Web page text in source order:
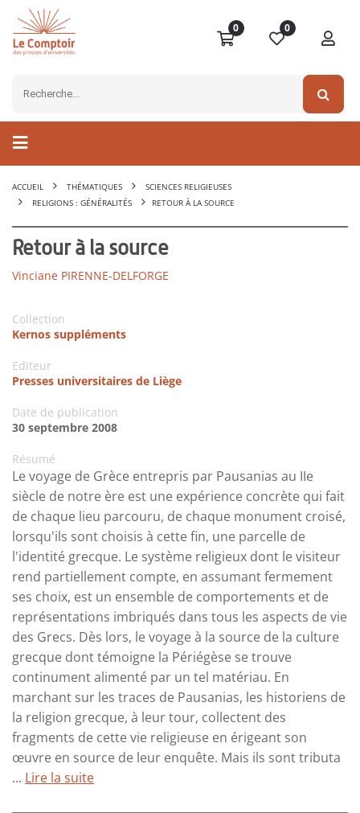
0 0
ACCUEIL THÉMATIQUES
SCIENCES RELIGIEUSES
RELIGIONS : GÉNÉRALITÉS
RETOUR À LA SOURCE
Retour à la source
Vinciane PIRENNE-DELFORGE
Collection
Kernos suppléments
Editeur
Presses universitaires de Liège
Date de publication
30 septembre 2008
Résumé
Le voyage de Grèce entrepris par Pausanias au IIe
siècle de notre ère est une expérience concrète qui fait
de chaque lieu parcouru, de chaque monument croisé,
lorsqu'ils sont choisis à cette fin, une parcelle de
l'identité grecque. Le système religieux dont le visiteur
rend partiellement compte, en assumant fermement
ses choix, est un ensemble de comportements et de
représentations imbriqués dans tous les aspects de vie
des Grecs. Dès lors, le voyage à la source de la culture
grecque dont témoigne la Périégèse se trouve
continument alimenté par un tel matériau. En
marchant sur les traces de Pausanias, les historiens de
la religion grecque, à leur tour, collectent des
fragments de cette vie religieuse en érigeant son
œuvre en source de leur enquête. Mais ils sont tributa
... Lire la suite